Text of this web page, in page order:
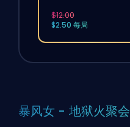
$12.00
$2.50 每局
暴风女 - 地狱火聚会